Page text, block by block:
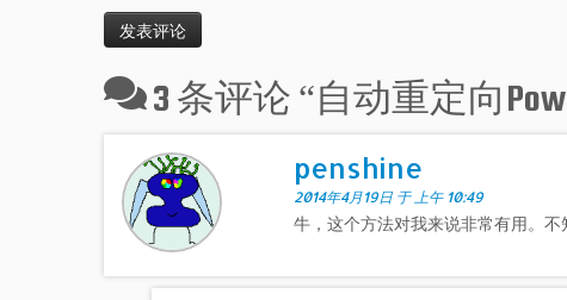
3 条评论 “自动重定向
penshine
2014年4月19日 于 上午 10:49
牛，这个方法对我来说非常有用。不